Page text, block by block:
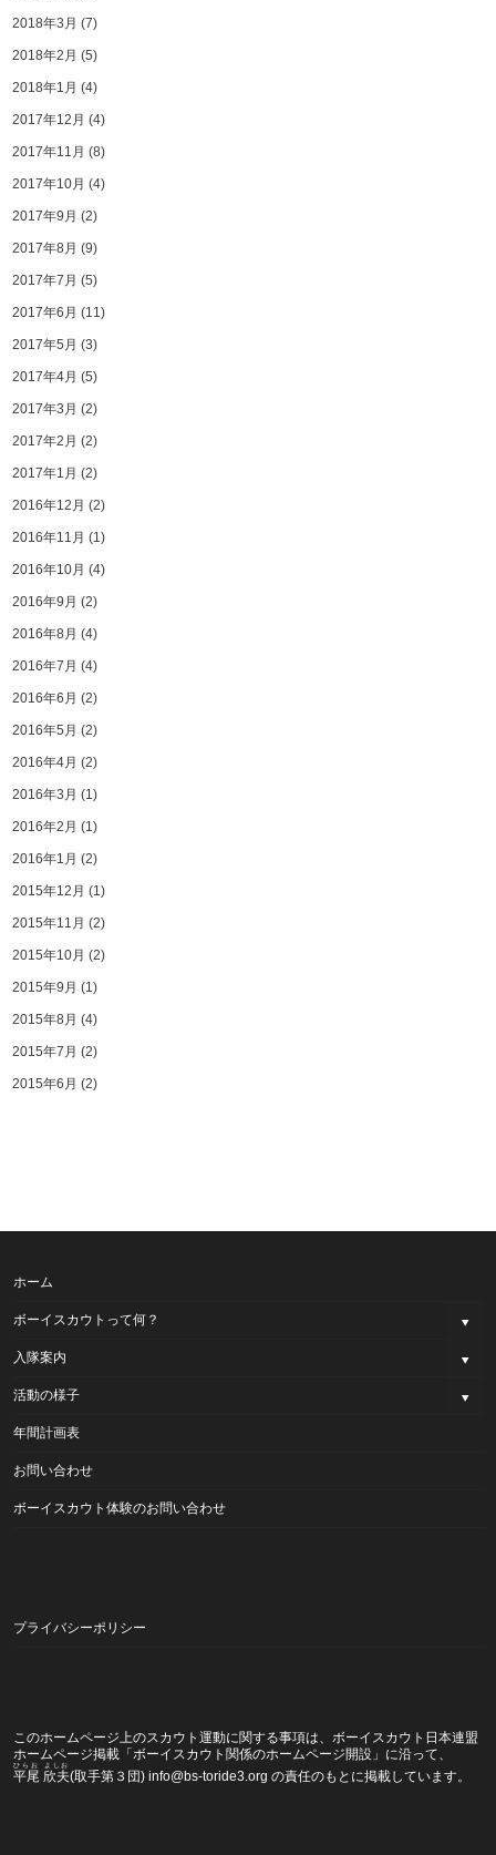
2018年3月 (7)
2018年2月 (5)
2018年1月 (4)
2017年12月 (4)
2017年11月 (8)
2017年10月 (4)
2017年9月 (2)
2017年8月 (9)
2017年7月 (5)
2017年6月 (11)
2017年5月 (3)
2017年4月 (5)
2017年3月 (2)
2017年2月 (2)
2017年1月 (2)
2016年12月 (2)
2016年11月 (1)
2016年10月 (4)
2016年9月 (2)
2016年8月 (4)
2016年7月 (4)
2016年6月 (2)
2016年5月 (2)
2016年4月 (2)
2016年3月 (1)
2016年2月 (1)
2016年1月 (2)
2015年12月 (1)
2015年11月 (2)
2015年10月 (2)
2015年9月 (1)
2015年8月 (4)
2015年7月 (2)
2015年6月 (2)
ホーム
ボーイスカウトって何？
入隊案内
活動の様子
年間計画表
お問い合わせ
ボーイスカウト体験のお問い合わせ
プライバシーポリシー
このホームページ上のスカウト運動に関する事項は、ボーイスカウト日本連盟
ホームページ掲載「ボーイスカウト関係のホームページ開設」 に沿って、
平尾 欣夫
ひらお よしお
(取手第３団) info@bs-toride3.org の責任のもとに掲載しています。